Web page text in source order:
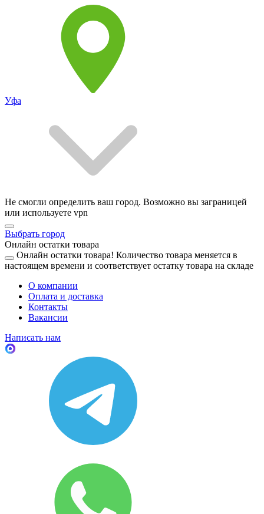
Уфа
Не смогли определить ваш город. Возможно вы заграницей
или используете vpn
Выбрать город
Онлайн остатки товара
Онлайн остатки товара! Количество товара меняется в
настоящем времени и соответствует остатку товара на складе
О компании
Оплата и доставка
Контакты
Вакансии
Написать нам